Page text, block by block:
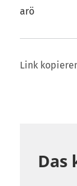
arö
Link
Das